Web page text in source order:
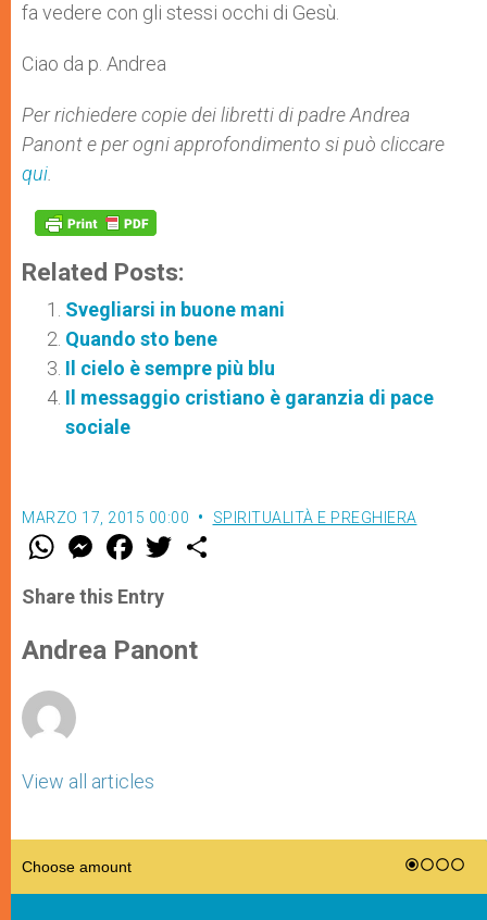
fa vedere con gli stessi occhi di Gesù.
Ciao da p. Andrea
Per richiedere copie dei libretti di padre Andrea
Panont e per ogni approfondimento si può cliccare
qui
Related Posts:
Svegliarsi in buone mani
Quando sto bene
Il cielo è sempre più blu
Il messaggio cristiano è garanzia di pace
sociale
MARZO 17, 2015 00:00 SPIRITUALITÀ E PREGHIERA
W
t
s
p
p
M
e
s
e
g
e
F
a
e
b
o
k
w
r
Share this Entry
Andrea Panont
View all articles